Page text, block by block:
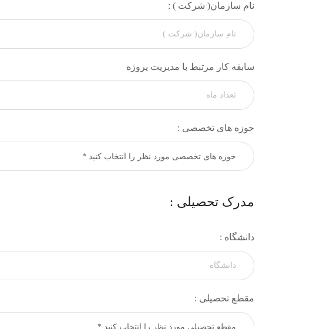
نام سازمان( شرکت ) :
سابقه کار مرتبط با مدیریت پروژه
حوزه های تخصصی :
مدرک تحصیلی :
دانشگاه :
مقطع تحصیلی :